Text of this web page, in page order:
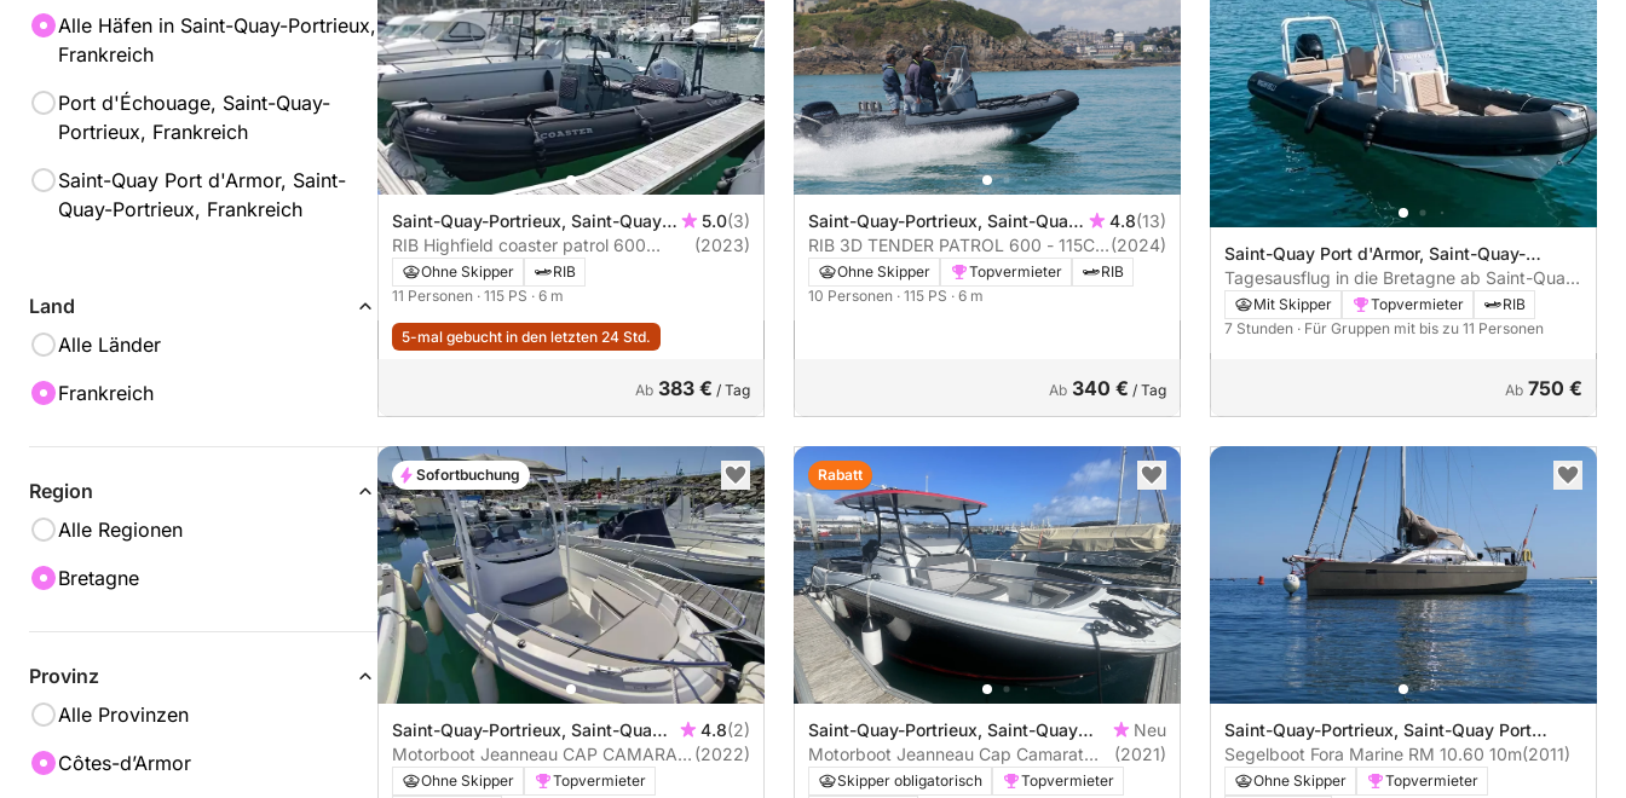
Alle Häfen in Saint-Quay-Portrieux,
Frankreich
Port d'Échouage, Saint-Quay-
Portrieux, Frankreich
Saint-Quay Port d'Armor, Saint-
Quay-Portrieux, Frankreich
Land
Alle Länder
Frankreich
Region
Alle Regionen
Bretagne
Provinz
Alle Provinzen
Côtes-d’Armor
Saint-Quay-Portrieux, Saint-Quay
Port d'Armor
5.0(3)
RIB Highfield coaster patrol 600
115PS
(2023)
Ohne Skipper
RIB
11 Personen · 115 PS · 6 m
5-mal gebucht in den letzten 24 Std.
Ab 383 € / Tag
Saint-Quay-Portrieux, Saint-Quay
Port d'Armor
4.8(13)
RIB 3D TENDER PATROL 600 - 115CH
115PS
(2024)
Ohne Skipper Topvermieter
RIB
10 Personen · 115 PS · 6 m
Ab 340 € / Tag
Saint-Quay Port d'Armor, Saint-Quay-
Portrieux, Frankreich
Tagesausflug in die Bretagne ab Saint-Quay-
Portrieux
Mit Skipper Topvermieter
RIB
7 Stunden · Für Gruppen mit bis zu 11 Personen
Ab 750 €
Saint-Quay-Portrieux, Saint-Quay
Port d'Armor
4.8(2)
Motorboot Jeanneau CAP CAMARAT
5.5 CC S2 115PS
(2022)
Ohne Skipper
Topvermieter
Sofortbuchung
Saint-Quay-Portrieux, Saint-Quay
Port d'Armor
Neu
Motorboot Jeanneau Cap Camarat
9.0 Cc 400PS
(2021)
Skipper obligatorisch
Topvermieter
Rabatt
Saint-Quay-Portrieux, Saint-Quay Port
d'Armor
Segelboot Fora Marine RM 10.60 10m(2011)
Ohne Skipper
Topvermieter